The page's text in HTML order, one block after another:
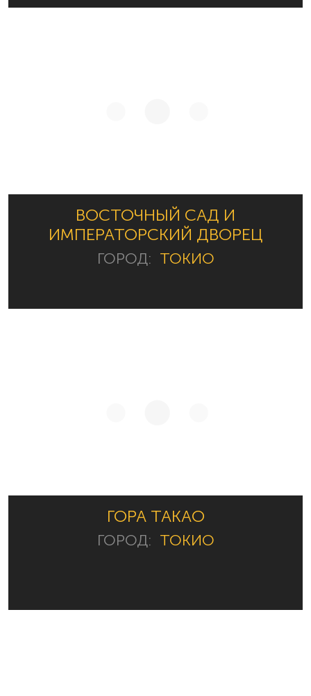
ВОСТОЧНЫЙ САД И
ИМПЕРАТОРСКИЙ ДВОРЕЦ
ГОРОД: ТОКИО
ГОРА ТАКАО
ГОРОД: ТОКИО